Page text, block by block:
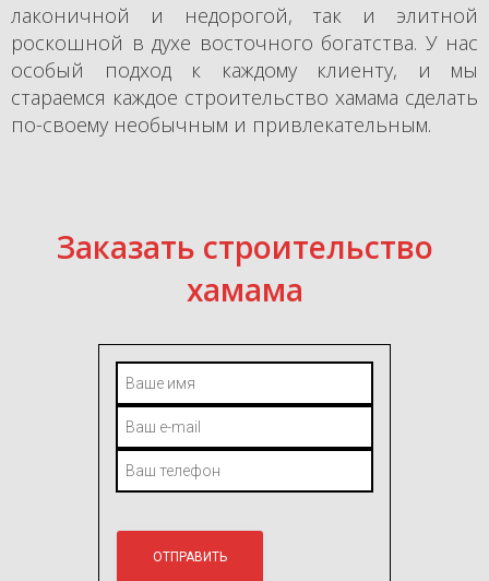
лаконичной и недорогой, так и элитной
роскошной в духе восточного богатства. У нас
особый подход к каждому клиенту, и мы
стараемся каждое строительство хамама сделать
по-своему необычным и привлекательным.
Заказать строительство
хамама